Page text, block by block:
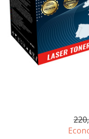
Tastaturi
Desktop & Laptop
Calculatoare Desktop
Componente Desktop
Adaptoare Desktop
Hard Disk-uri externe